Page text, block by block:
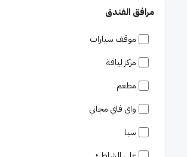
مرافق الفندق
موقف سيارات
مركز لياقة
مطعم
واي فاي مجاني
سبا